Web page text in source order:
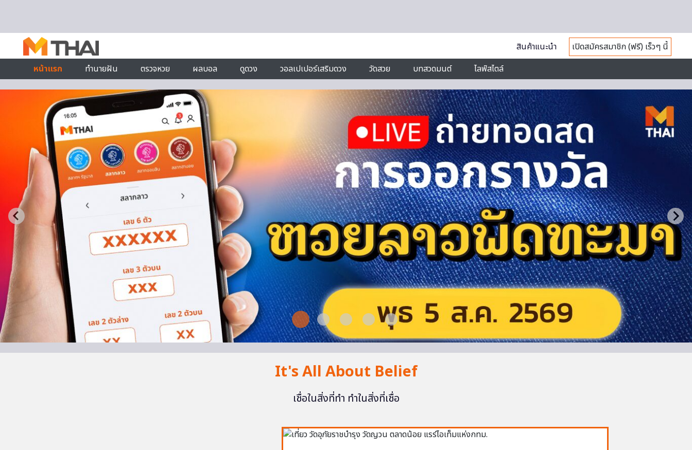
สินค้าแนะนำ
เปิดสมัครสมาชิก (ฟรี) เร็วๆ นี้
หน้าแรก
ทำนายฝัน ตรวจหวย ผลบอล ดูดวง วอลเปเปอร์เสริมดวง วัดสวย บทสวดมนต์ ไลฟ์สไตล์
It's All About Belief
เชื่อในสิ่งที่ทำ ทำในสิ่งที่เชื่อ